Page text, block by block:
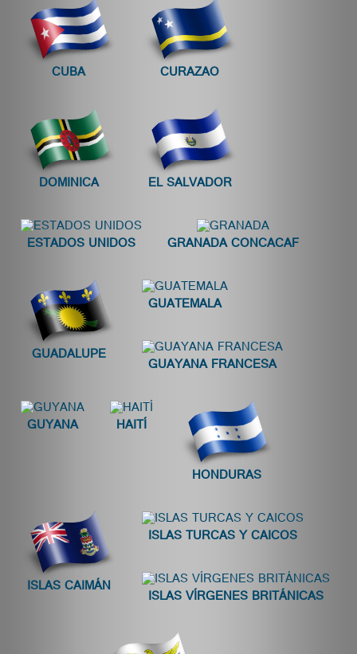
CUBA CURAZAO
DOMINICA EL SALVADOR
ESTADOS UNIDOS GRANADA CONCACAF
GUADALUPE
GUATEMALA
GUAYANA FRANCESA
GUYANA HAITÍ
HONDURAS
ISLAS CAIMÁN
ISLAS TURCAS Y CAICOS
ISLAS VÍRGENES BRITÁNICAS